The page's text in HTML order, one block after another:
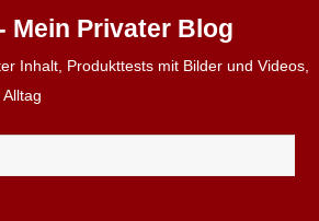
Mein Privater Blog
Inhalt, Produkttests mit Bilder und Videos,